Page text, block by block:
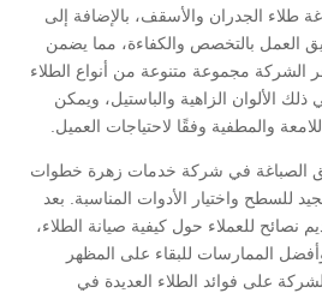
طلاء الجدران والأسقف، بالإضافة إلى
العمل بالتخصص والكفاءة، مما يضمن
الشركة مجموعة متنوعة من أنواع الطلاء
الألوان الزاهية والباستيل، ويمكن
والمطفية وفقًا لاحتياجات العميل.
الصباغة في شركة خدمات زهرة خطوات
للسطح واختيار الأدوات المناسبة. بعد
نصائح للعملاء حول كيفية صيانة الطلاء،
الممارسات للبقاء على المظهر
على فوائد الطلاء العديدة في